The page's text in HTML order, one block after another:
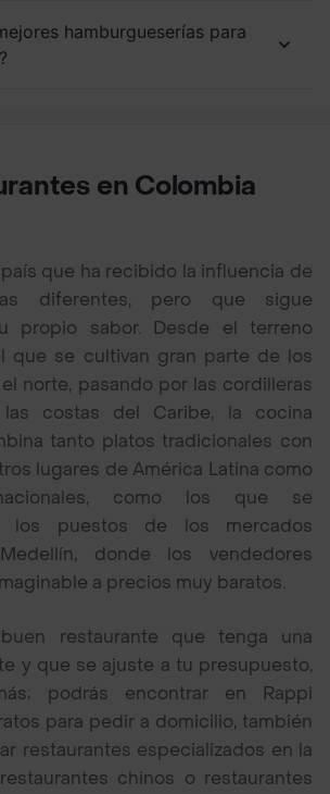
hamburgueserías para
en Colombia
que ha recibido la influencia de
diferentes, pero que sigue
propio sabor. Desde el terreno
que se cultivan gran parte de los
norte, pasando por las cordilleras
las costas del Caribe, la cocina
tanto platos tradicionales con
lugares de América Latina como
como los que se
los puestos de los mercados
donde los vendedores
a precios muy baratos.
restaurante que tenga una
y que se ajuste a tu presupuesto,
podrás encontrar en Rappi
para pedir a domicilio, también
restaurantes especializados en la
chinos o restaurantes